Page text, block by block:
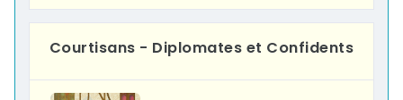
Courtisans - Diplomates et Confidents